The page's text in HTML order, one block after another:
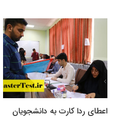
اعطای ردا کارت به دانشجویان